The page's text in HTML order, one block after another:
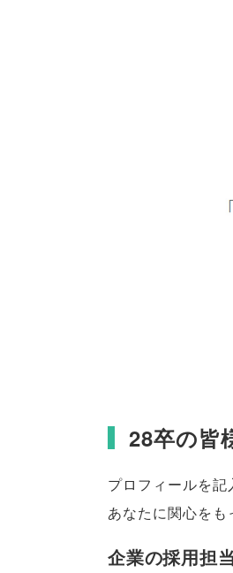
28卒の皆
プロフィールを記
あなたに関心をも
企業の採用担